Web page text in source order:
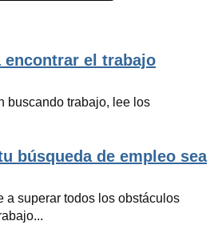
encontrar el trabajo
buscando trabajo, lee los
búsqueda de empleo sea
a superar todos los obstáculos